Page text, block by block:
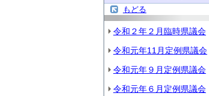
もどる
令和２年２月臨時県議会
令和元年11月定例県議会
令和元年９月定例県議会
令和元年６月定例県議会